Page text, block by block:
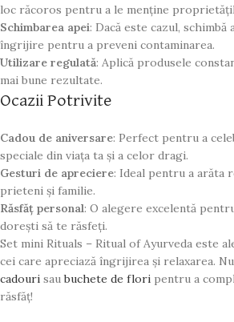
loc răcoros pentru a le menține
Schimbarea apei: Dacă este cazul,
îngrijire pentru a preveni contaminarea.
Utilizare regulată: Aplică produsele
mai bune rezultate.
Ocazii Potrivite
Cadou de aniversare: Perfect pentru a
speciale din viața ta și a celor dragi.
Gesturi de apreciere: Ideal pentru a arăta
prieteni și familie.
Răsfăț personal: O alegere excelentă
dorești să te răsfeți.
Set mini Rituals – Ritual of Ayurveda este
cei care apreciază îngrijirea și relaxarea.
cadouri saubuchete de flori pentru a
răsfăț!